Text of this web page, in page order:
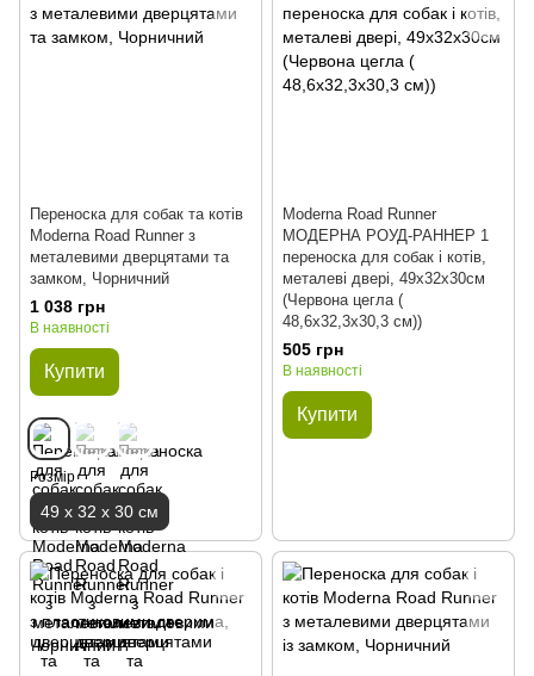
Переноска для собак та котів
Moderna Road Runner з
металевими дверцятами та
замком, Чорничний
1 038 грн
В наявності
Купити
Розмір
49 х 32 х 30 см
Moderna Road Runner
МОДЕРНА РОУД-РАННЕР 1
переноска для собак і котів,
металеві двері, 49х32х30см
(Червона цегла (
48,6х32,3х30,3 см))
505 грн
В наявності
Купити